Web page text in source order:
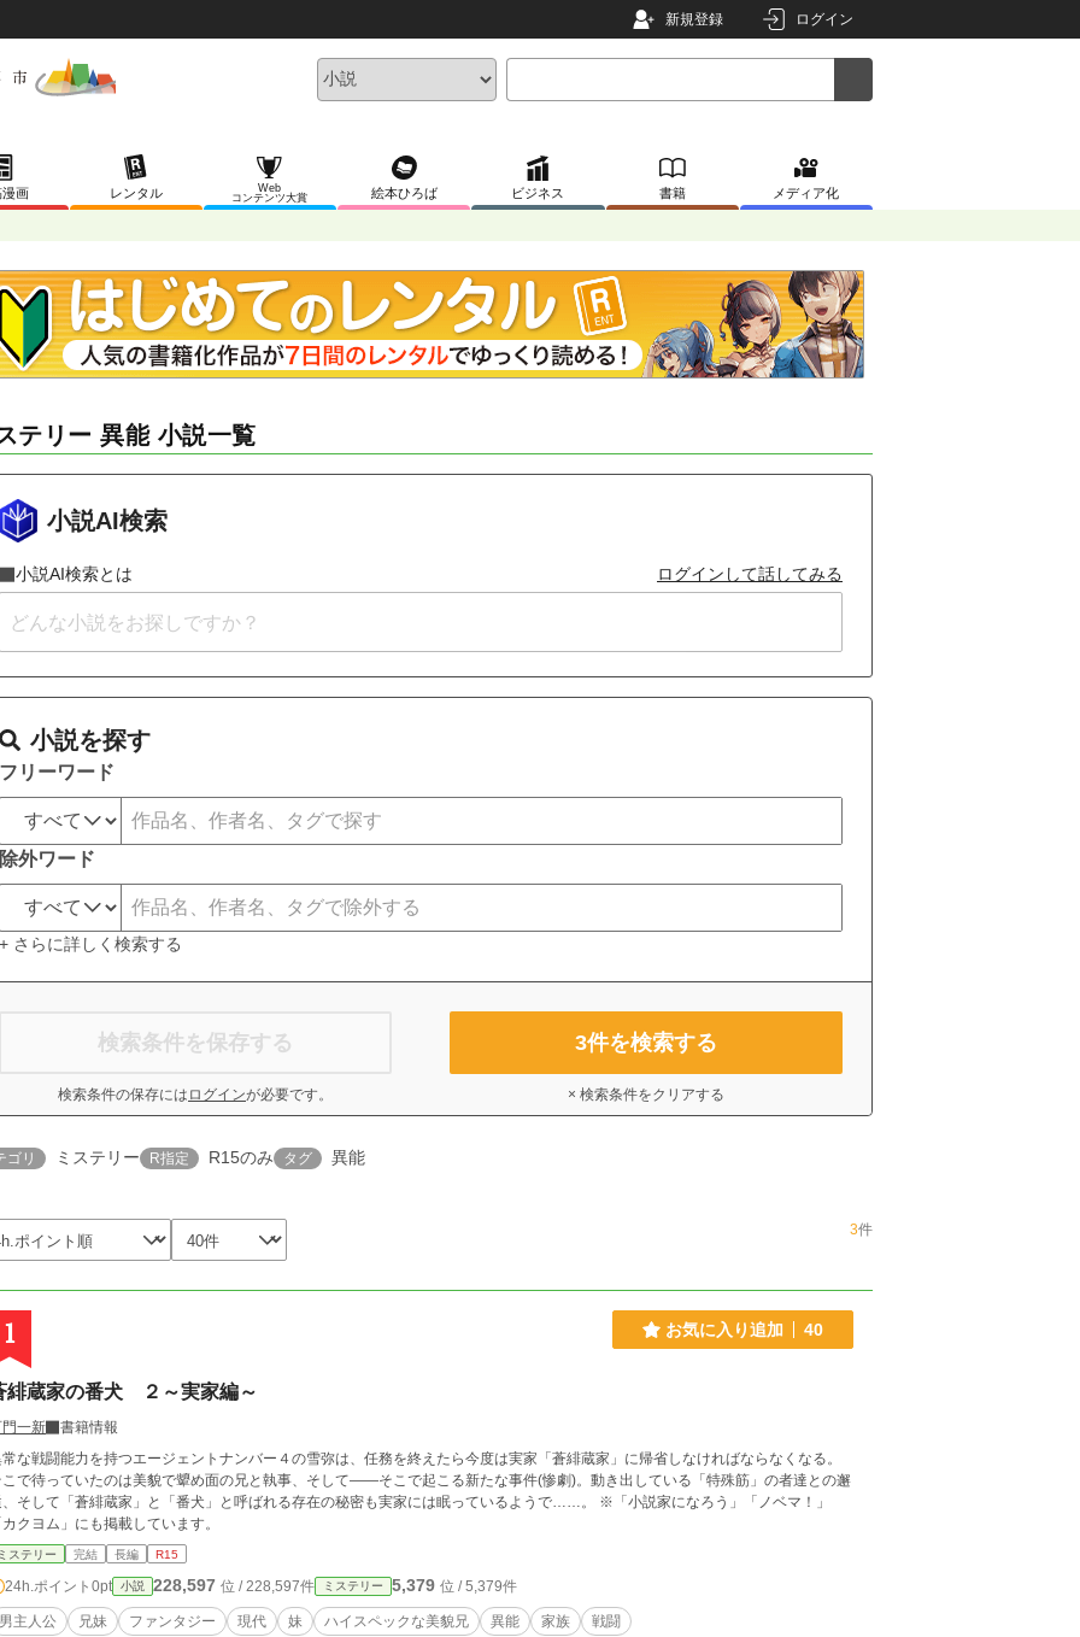
新規登録 ログイン
画 レンタル
Web
コンテンツ大賞
絵本ひろば ビジネス 書籍 メディア化
テリー 異能 小説一覧
小説AI検索
小説AI検索とは ログインして話してみる
小説を探す
フリーワード
除外ワード
+ さらに詳しく検索する
検索条件を保存する
検索条件の保存には ログインが必要です。
3件を検索する
× 検索条件をクリアする
ゴリ ミステリー R指定 R15のみ タグ 異能
3件
1 お気に入り追加 40
緋蔵家の番犬 ２～実家編～
一新
書籍情報
な戦闘能力を持つエージェントナンバー４の雪弥は、任務を終えたら今度は実家「蒼緋蔵家」に帰省しなければならなくなる。
こで待っていたのは美貌で顰め面の兄と執事、そして――そこで起こる新たな事件(惨劇)。動き出している「特殊筋」の者達との邂
そして「蒼緋蔵家」と「番犬」と呼ばれる存在の秘密も実家には眠っているようで……。 ※「小説家になろう」「ノベマ！」
クヨム」にも掲載しています。
ステリー 完結 長編 R15
24h.ポイント 0pt 小説 228,597 位 / 228,597件 ミステリー 5,379 位 / 5,379件
男主人公 兄妹 ファンタジー 現代 妹 ハイスペックな美貌兄 異能 家族 戦闘